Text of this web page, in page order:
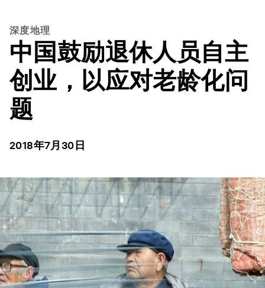
深度地理
中国鼓励退休人员自主
创业，以应对老龄化问
题
2018年7月30日